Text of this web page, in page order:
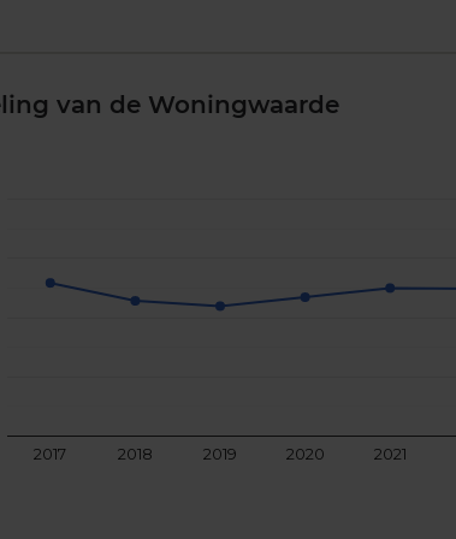
van de Woningwaarde
2017 2018 2019 2020 2021